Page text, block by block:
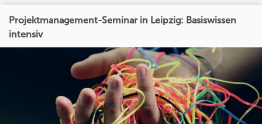
Projektmanagement-Seminar in Leipzig: Basiswissen
intensiv